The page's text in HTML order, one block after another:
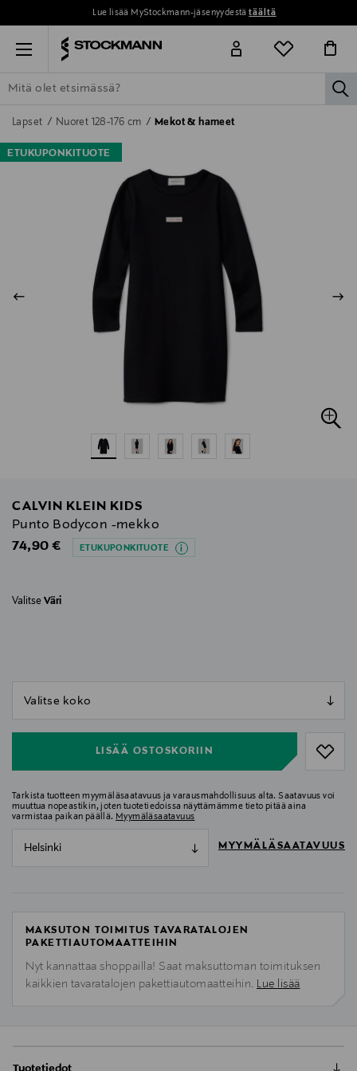
Lue lisää MyStockmann-jäsenyydestätäältä
Menu
ETSI KAIKKI NAISET MIEHET LAPSET
Lapset Nuoret 128-176 cm Mekot & hameet
ETUKUPONKITUOTE
CALVIN KLEIN KIDS
Punto Bodycon -mekko
Original Price
74,90 € ETUKUPONKITUOTE
Valitse Väri
LISÄÄ OSTOSKORIIN
Tarkista tuotteen myymäläsaatavuus ja varausmahdollisuus alta. Saatavuus voi
muuttua nopeastikin, joten tuotetiedoissa näyttämämme tieto pitää aina
varmistaa paikan päällä. Myymäläsaatavuus
Helsinki MYYMÄLÄSAATAVUUS
MAKSUTON TOIMITUS TAVARATALOJEN
PAKETTIAUTOMAATTEIHIN
Nyt kannattaa shoppailla! Saat maksuttoman toimituksen
kaikkien tavaratalojen pakettiautomaatteihin. Lue lisää